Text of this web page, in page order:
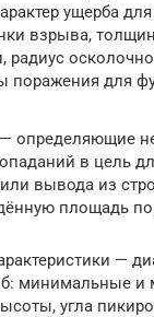
ущерба
взрыва,
радиус
поражения для
определяющие
в цель
вывода из
площадь
—
минимальные и
угла